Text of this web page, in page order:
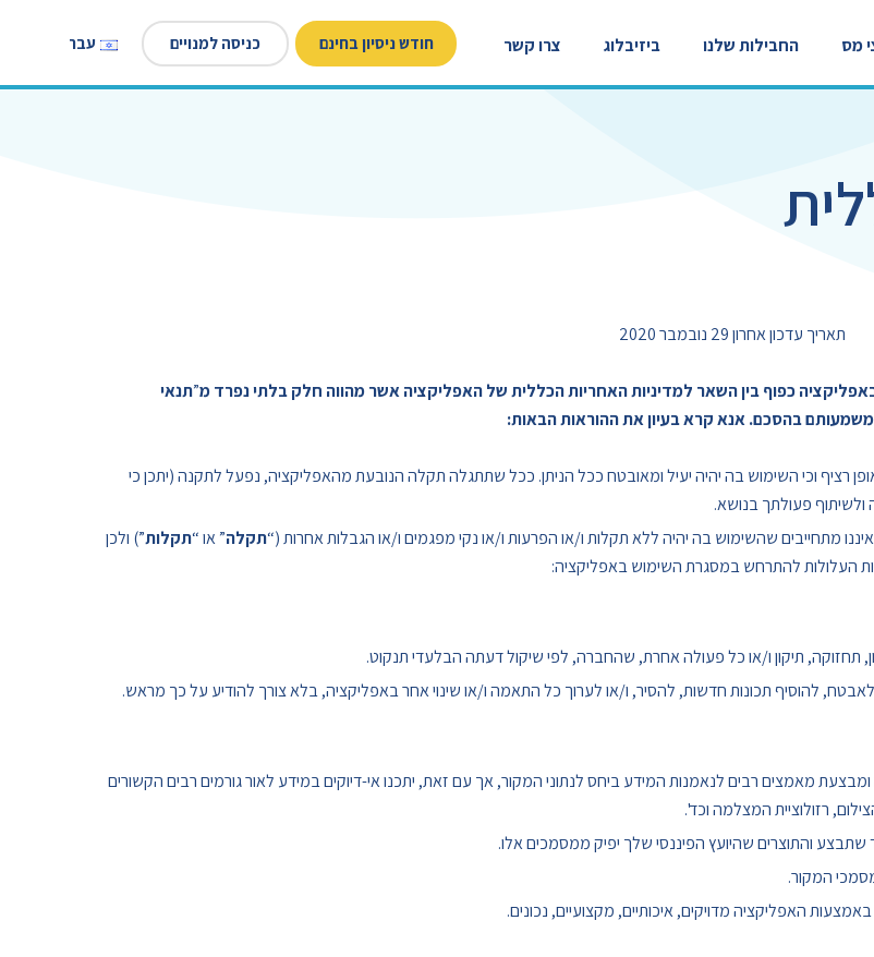
מס החבילות שלנו ביזיבלוג צרו קשר חודש ניסיון בחינם כניסה למנויים עברית
תאריך עדכון אחרון 29 נובמבר 2020
כפוף בין השאר למדיניות האחריות הכללית של האפליקציה אשר מהווה חלק בלתי נפרד מ”תנאי
בהסכם. אנא קרא בעיון את ההוראות הבאות:
רציף וכי השימוש בה יהיה יעיל ומאובטח ככל הניתן. ככל שתתגלה תקלה הנובעת מהאפליקציה, נפעל לתקנה (יתכן כי
פעולתך בנושא.
מתחייבים שהשימוש בה יהיה ללא תקלות ו/או הפרעות ו/או נקי מפגמים ו/או הגבלות אחרות (“תקלה” או “תקלות”) ולכן
העלולות להתרחש במסגרת השימוש באפליקציה:
תיקון ו/או כל פעולה אחרת, שהחברה, לפי שיקול דעתה הבלעדי תנקוט.
להוסיף תכונות חדשות, להסיר, ו/או לערוך כל התאמה ו/או שינוי אחר באפליקציה, בלא צורך להודיע על כך מראש.
מאמצים רבים לנאמנות המידע ביחס לנתוני המקור, אך עם זאת, יתכנו אי-דיוקים במידע לאור גורמים רבים הקשורים
רזולוציית המצלמה וכד'.
שתבצע והתוצרים שהיועץ הפיננסי שלך יפיק ממסמכים אלו.
המקור.
האפליקציה מדויקים, איכותיים, מקצועיים, נכונים.